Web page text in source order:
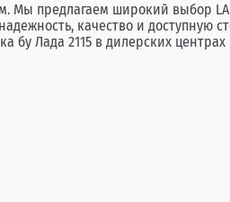
предлагаем широкий выбор
качество и доступную
Лада 2115 в дилерских